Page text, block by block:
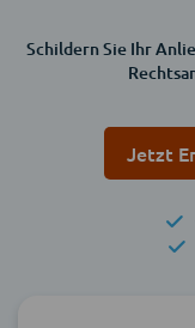
Schildern Sie Ihr
Jetzt